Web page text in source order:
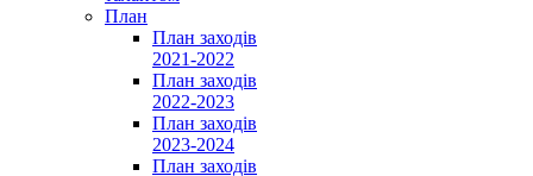
План
План заходів
2021-2022
План заходів
2022-2023
План заходів
2023-2024
План заходів